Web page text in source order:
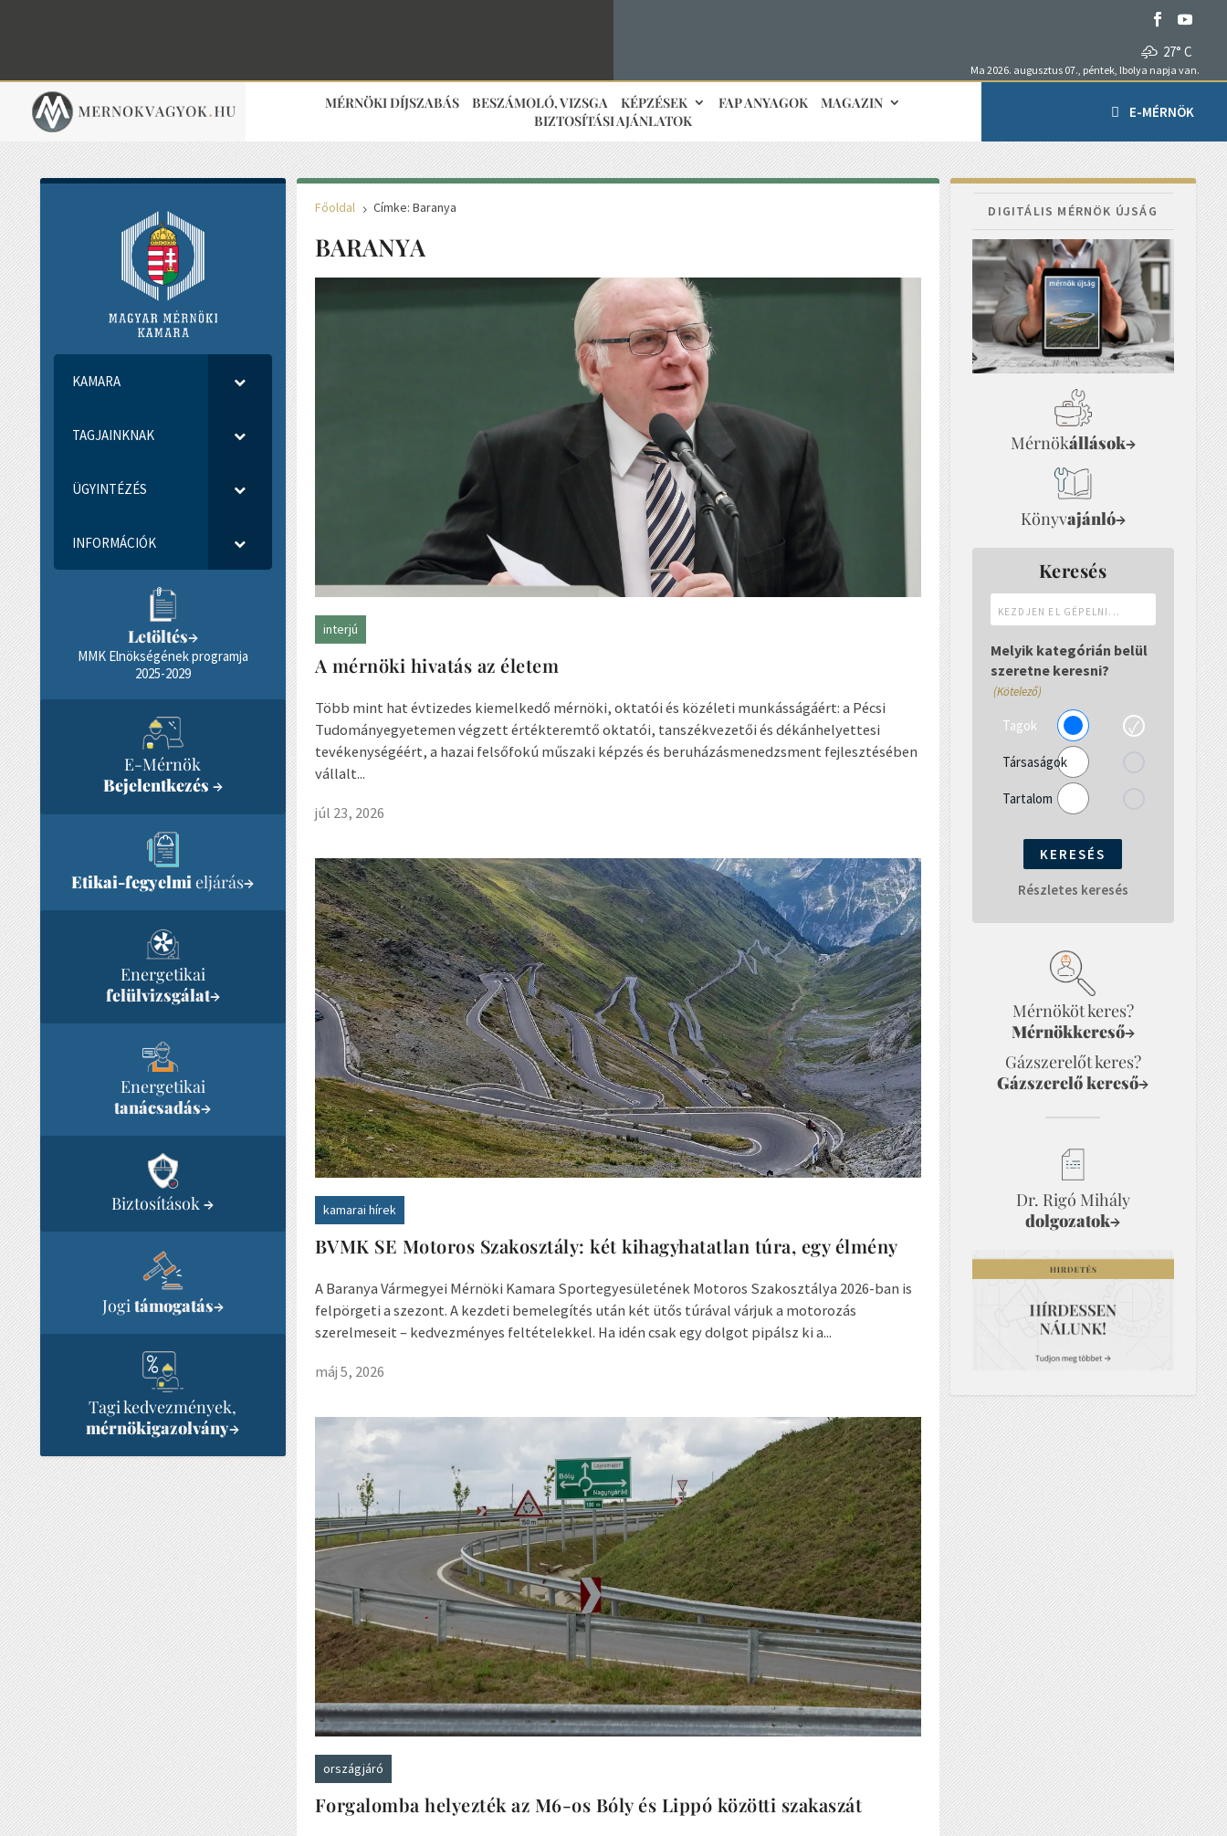
27° C
Ma 2026. augusztus 07., péntek, Ibolya napja van.
MÉRNÖKI DÍJSZABÁS BESZÁMOLÓ, VIZSGA KÉPZÉSEK FAP ANYAGOK
MAGAZIN
BIZTOSÍTÁSI AJÁNLATOK
E-MÉRNÖK
KAMARA
TAGJAINKNAK
ÜGYINTÉZÉS
INFORMÁCIÓK
Letöltés→
MMK Elnökségének programja
2025-2029
E-Mérnök
Bejelentkezés →
Etikai-fegyelmieljárás→
Energetikai
felülvizsgálat→
Energetikai
tanácsadás→
Biztosítások→
Jogi támogatás→
Tagi kedvezmények,
mérnökigazolvány→
Főoldal 5 Címke: Baranya
BARANYA
interjú
A mérnöki hivatás az életem
Több mint hat évtizedes kiemelkedő mérnöki, oktatói és közéleti munkásságáért: a Pécsi
Tudományegyetemen végzett értékteremtő oktatói, tanszékvezetői és dékánhelyettesi
tevékenységéért, a hazai felsőfokú műszaki képzés és beruházásmenedzsment fejlesztésében
vállalt...
júl 23, 2026
kamarai hírek
BVMK SE Motoros Szakosztály: két kihagyhatatlan túra, egy élmény
A Baranya Vármegyei Mérnöki Kamara Sportegyesületének Motoros Szakosztálya 2026-ban is
felpörgeti a szezont. A kezdeti bemelegítés után két ütős túrával várjuk a motorozás
szerelmeseit – kedvezményes feltételekkel. Ha idén csak egy dolgot pipálsz ki a...
máj 5, 2026
országjáró
Forgalomba helyezték az M6-os Bóly és Lippó közötti szakaszát
DIGITÁLIS MÉRNÖK ÚJSÁG
Mérnökállások→
Könyvajánló→
Keresés
el
gépelni...
Melyik kategórián belül
szeretne keresni?
(Kötelező)
Tagok
Társaságok
Tartalom
Részletes keresés
Mérnököt keres?
Mérnökkereső→
Gázszerelőt keres?
Gázszerelő kereső→
Dr. Rigó Mihály
dolgozatok→